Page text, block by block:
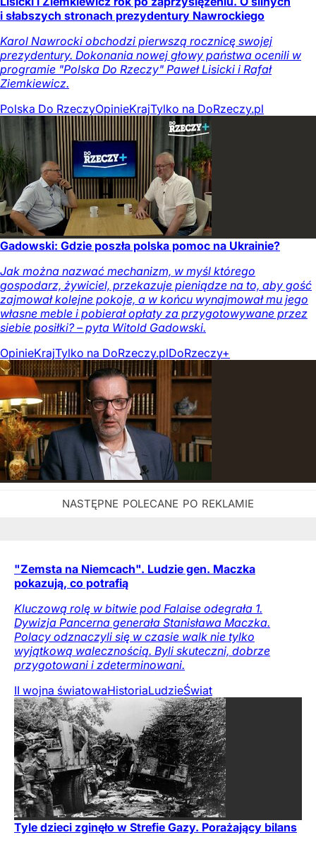
i słabszych stronach prezydentury Nawrockiego
Karol Nawrocki obchodzi pierwszą rocznicę swojej
prezydentury. Dokonania nowej głowy państwa ocenili w
programie "Polska Do Rzeczy" Paweł Lisicki i Rafał
Ziemkiewicz.
Polska Do RzeczyOpinieKrajTylko na DoRzeczy.pl
Gadowski: Gdzie poszła polska pomoc na Ukrainie?
Jak można nazwać mechanizm, w myśl którego
gospodarz, żywiciel, przekazuje pieniądze na to, aby gość
zajmował kolejne pokoje, a w końcu wynajmował mu jego
własne meble i pobierał opłaty za przygotowywane przez
siebie posiłki? – pyta Witold Gadowski.
OpinieKrajTylko na DoRzeczy.plDoRzeczy+
"Zemsta na Niemcach". Ludzie gen. Maczka
pokazują, co potrafią
Kluczową rolę w bitwie pod Falaise odegrała 1.
Dywizja Pancerna generała Stanisława Maczka.
Polacy odznaczyli się w czasie walk nie tylko
wyjątkową walecznością. Byli skuteczni, dobrze
przygotowani i zdeterminowani.
II wojna światowaHistoriaLudzieŚwiat
Tyle dzieci zginęło w Strefie Gazy. Porażający bilans